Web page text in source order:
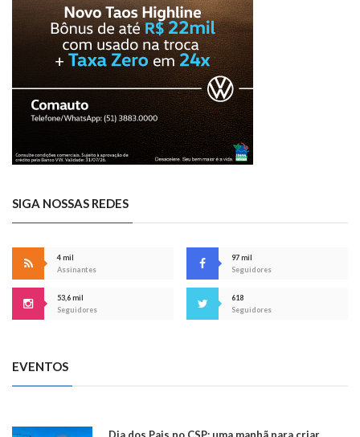
SIGA NOSSAS REDES
4 mil
Assinantes
97 mil
Seguidores
53,6 mil
Seguidores
618
Seguidores
EVENTOS